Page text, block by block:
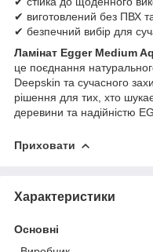
✔ виготовлений без ПВХ
✔ безпечний вибір для
Ламінат Egger Medium
це поєднання
Deepskin та сучасного
рішення для тих, хто
деревини та надійністю
Приховати
Характеристики
Основні